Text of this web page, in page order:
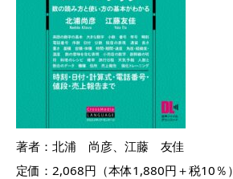
著者：北浦 尚彦、江藤 友佳
定価：2,068円（本体1,880円＋税10％）